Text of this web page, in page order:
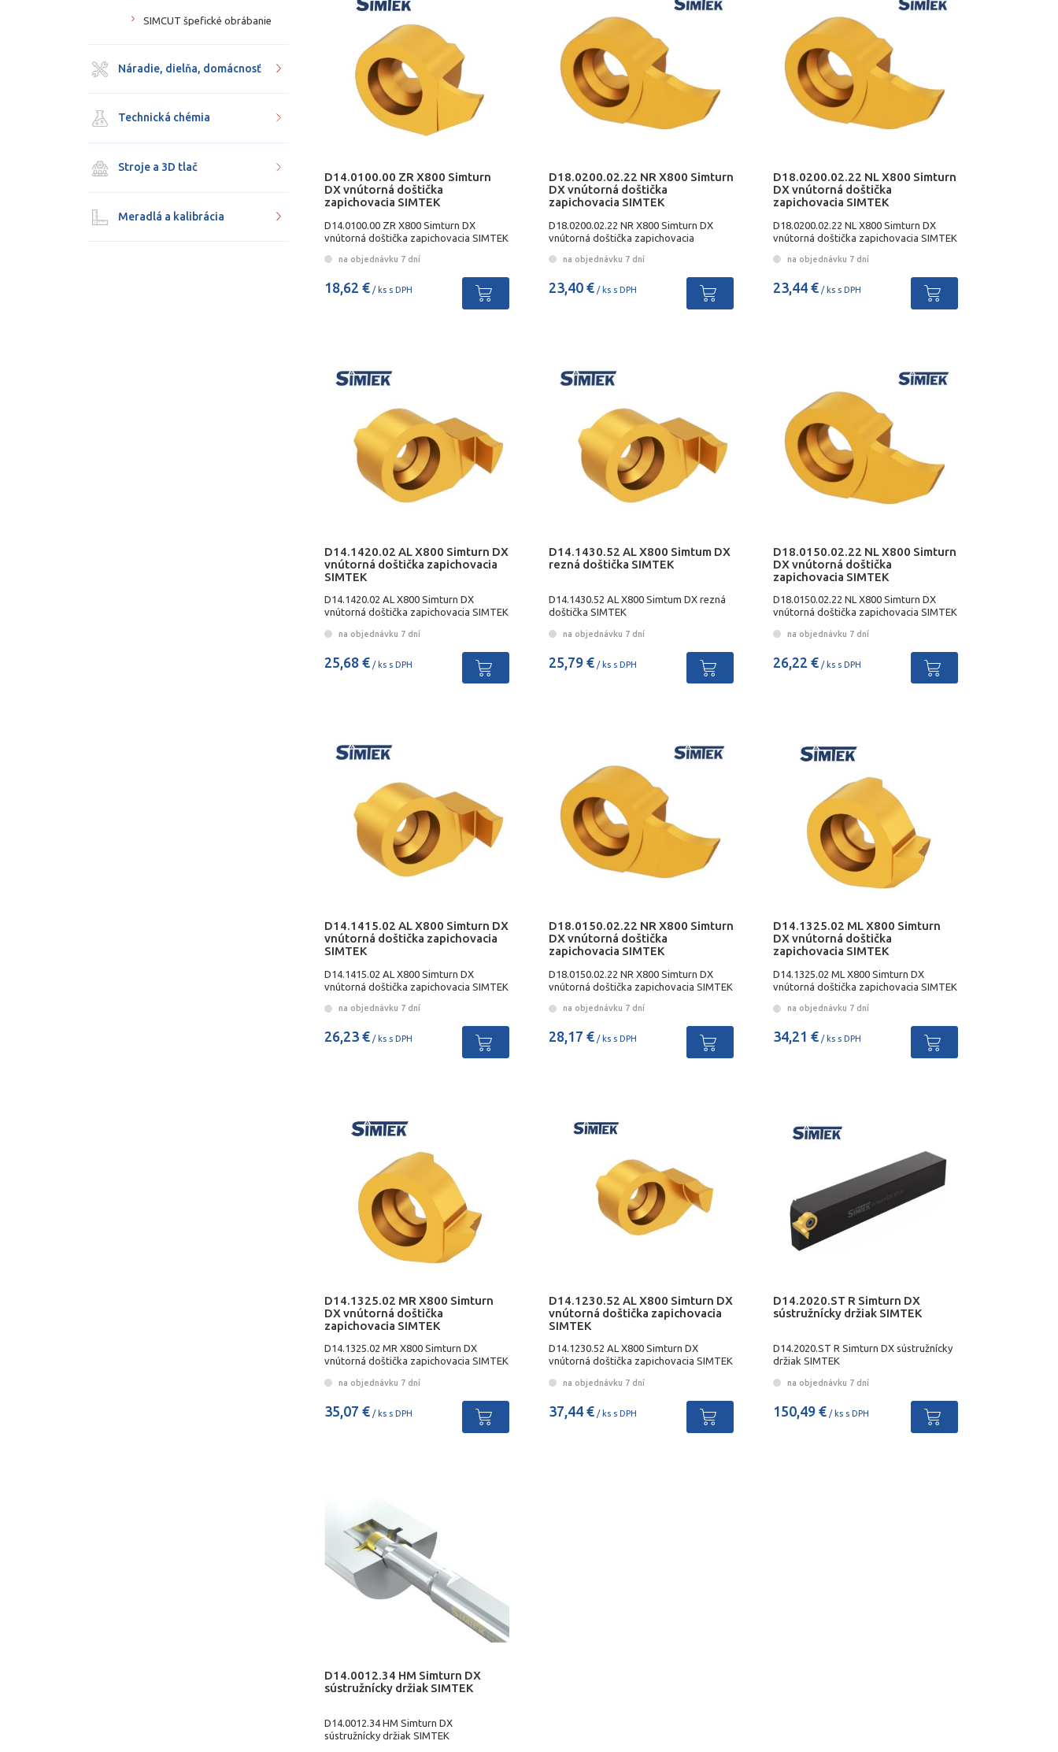
D14.0100.00 ZR X800 Simturn
DX vnútorná doštička
zapichovacia SIMTEK
D14.0100.00 ZR X800 Simturn DX
vnútorná doštička zapichovacia SIMTEK
na objednávku 7 dní
18,62 € / ks s DPH
D18.0200.02.22 NR X800 Simturn
DX vnútorná doštička
zapichovacia SIMTEK
D18.0200.02.22 NR X800 Simturn DX
vnútorná doštička zapichovacia
na objednávku 7 dní
23,40 €/ ks s DPH
D18.0200.02.22 NL X800 Simturn
DX vnútorná doštička
zapichovacia SIMTEK
D18.0200.02.22 NL X800 Simturn DX
vnútorná doštička zapichovacia SIMTEK
na objednávku 7 dní
23,44 €/ ks s DPH
D14.1420.02 AL X800 Simturn DX
vnútorná doštička zapichovacia
SIMTEK
D14.1420.02 AL X800 Simturn DX
vnútorná doštička zapichovacia SIMTEK
na objednávku 7 dní
25,68 € / ks s DPH
D14.1430.52 AL X800 Simtum DX
rezná doštička SIMTEK
D14.1430.52 AL X800 Simtum DX rezná
doštička SIMTEK
na objednávku 7 dní
25,79 €/ ks s DPH
D18.0150.02.22 NL X800 Simturn
DX vnútorná doštička
zapichovacia SIMTEK
D18.0150.02.22 NL X800 Simturn DX
vnútorná doštička zapichovacia SIMTEK
na objednávku 7 dní
26,22 €/ ks s DPH
D14.1415.02 AL X800 Simturn DX
vnútorná doštička zapichovacia
SIMTEK
D14.1415.02 AL X800 Simturn DX
vnútorná doštička zapichovacia SIMTEK
na objednávku 7 dní
26,23 € / ks s DPH
D18.0150.02.22 NR X800 Simturn
DX vnútorná doštička
zapichovacia SIMTEK
D18.0150.02.22 NR X800 Simturn DX
vnútorná doštička zapichovacia SIMTEK
na objednávku 7 dní
28,17 €/ ks s DPH
D14.1325.02 ML X800 Simturn
DX vnútorná doštička
zapichovacia SIMTEK
D14.1325.02 ML X800 Simturn DX
vnútorná doštička zapichovacia SIMTEK
na objednávku 7 dní
34,21 €/ ks s DPH
D14.1325.02 MR X800 Simturn
DX vnútorná doštička
zapichovacia SIMTEK
D14.1325.02 MR X800 Simturn DX
vnútorná doštička zapichovacia SIMTEK
na objednávku 7 dní
35,07 € / ks s DPH
D14.1230.52 AL X800 Simturn DX
vnútorná doštička zapichovacia
SIMTEK
D14.1230.52 AL X800 Simturn DX
vnútorná doštička zapichovacia SIMTEK
na objednávku 7 dní
37,44 €/ ks s DPH
D14.2020.ST R Simturn DX
sústružnícky držiak SIMTEK
D14.2020.ST R Simturn DX sústružnícky
držiak SIMTEK
na objednávku 7 dní
150,49 €/ ks s DPH
D14.0012.34 HM Simturn DX
sústružnícky držiak SIMTEK
D14.0012.34 HM Simturn DX
sústružnícky držiak SIMTEK
SIMCUT špefické obrábanie
Náradie, dielňa, domácnosť
Technická chémia
Stroje a 3D tlač
Meradlá a kalibrácia